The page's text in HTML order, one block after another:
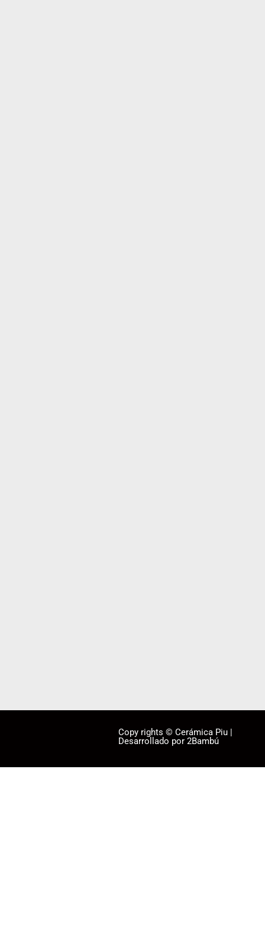
Copy rights © Cerámica Piu |
Desarrollado por 2Bambú